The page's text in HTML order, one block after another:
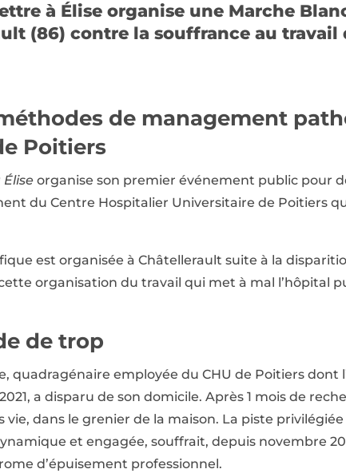
à Élise organise une Marche
(86) contre la souffrance au
de management
Poitiers
organise son premier événement public pour
du Centre Hospitalier Universitaire de Poitiers
est organisée à Châtellerault suite à la
organisation du travail qui met à mal l’hôpital
de trop
quadragénaire employée du CHU de Poitiers dont
a disparu de son domicile. Après 1 mois de
vie, dans le grenier de la maison. La piste
et engagée, souffrait, depuis novembre
d’épuisement professionnel.